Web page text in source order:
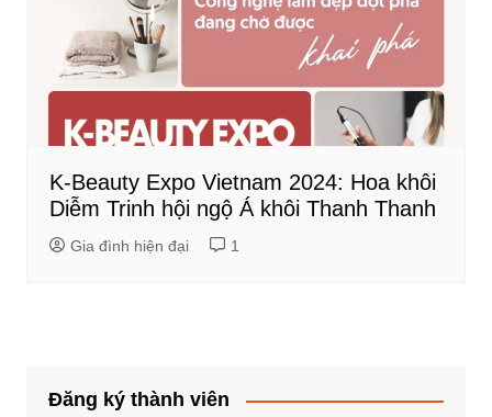
K-Beauty Expo Vietnam 2024: Hoa khôi
Diễm Trinh hội ngộ Á khôi Thanh Thanh
Gia đình hiện đại 1
Đăng ký thành viên